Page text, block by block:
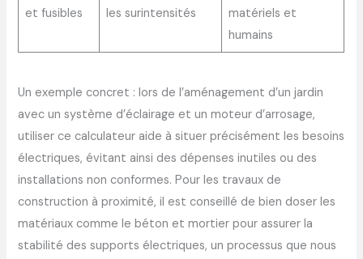
et fusibles
les surintensités
matériels et
humains
Un exemple concret : lors de l’aménagement d’un jardin
avec un système d’éclairage et un moteur d’arrosage,
utiliser ce calculateur aide à situer précisément les besoins
électriques, évitant ainsi des dépenses inutiles ou des
installations non conformes. Pour les travaux de
construction à proximité, il est conseillé de bien doser les
matériaux comme le béton et mortier pour assurer la
stabilité des supports électriques, un processus que nous